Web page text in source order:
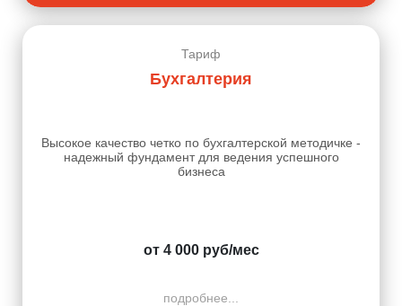
Тариф
Бухгалтерия
Высокое качество четко по бухгалтерской методичке -
надежный фундамент для ведения успешного
бизнеса
от 4 000 руб/мес
подробнее...